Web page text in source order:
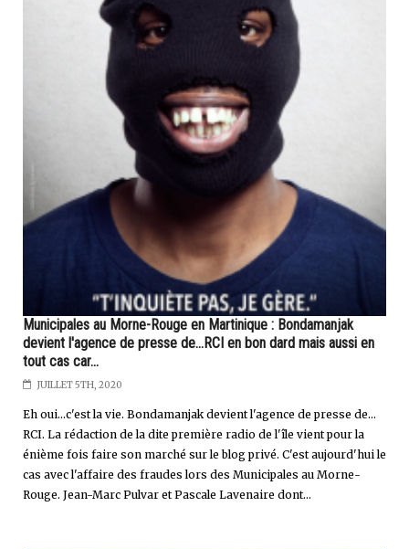
Municipales au Morne-Rouge en Martinique : Bondamanjak
devient l'agence de presse de...RCI en bon dard mais aussi en
tout cas car...
JUILLET 5TH, 2020
Eh oui...c'est la vie. Bondamanjak devient l'agence de presse de…
RCI. La rédaction de la dite première radio de l'île vient pour la
énième fois faire son marché sur le blog privé. C'est aujourd'hui le
cas avec l'affaire des fraudes lors des Municipales au Morne-
Rouge. Jean-Marc Pulvar et Pascale Lavenaire dont...